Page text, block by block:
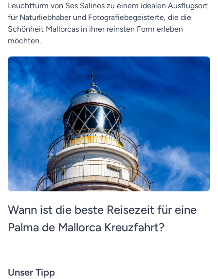
Leuchtturm von Ses Salines zu einem idealen Ausflugsort
für Naturliebhaber und Fotografiebegeisterte, die die
Schönheit Mallorcas in ihrer reinsten Form erleben
möchten.
Wann ist die beste Reisezeit für eine
Palma de Mallorca Kreuzfahrt?
Unser Tipp